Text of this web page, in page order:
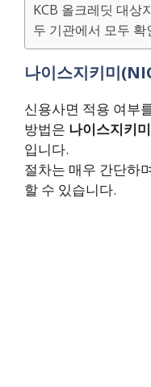
KCB 올크레딧 대상
두 기관에서 모두
나이스지키미
신용사면 적용 여부
방법은 나이스지키
입니다.
절차는 매우 간단하
할 수 있습니다.